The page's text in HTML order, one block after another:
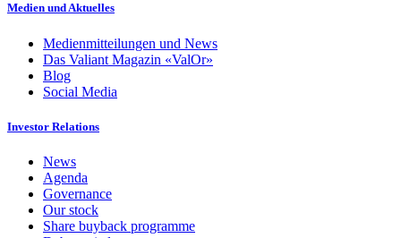
Medien und Aktuelles
Medienmitteilungen und News
Das Valiant Magazin «ValOr»
Blog
Social Media
Investor Relations
News
Agenda
Governance
Our stock
Share buyback programme